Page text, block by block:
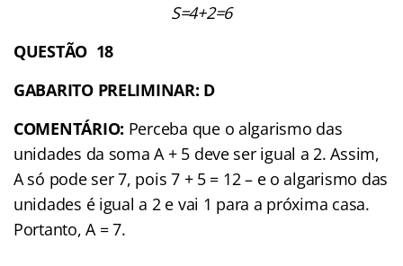
S=4+2=6
QUESTÃO 18
GABARITO PRELIMINAR: D
COMENTÁRIO: Perceba que o algarismo das
unidades da soma A + 5 deve ser igual a 2. Assim,
A só pode ser 7, pois 7 + 5 = 12 – e o algarismo das
unidades é igual a 2 e vai 1 para a próxima casa.
Portanto, A = 7.